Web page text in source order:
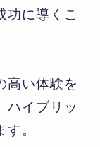
功に導くこ
高い体験を
ハイブリッ
。